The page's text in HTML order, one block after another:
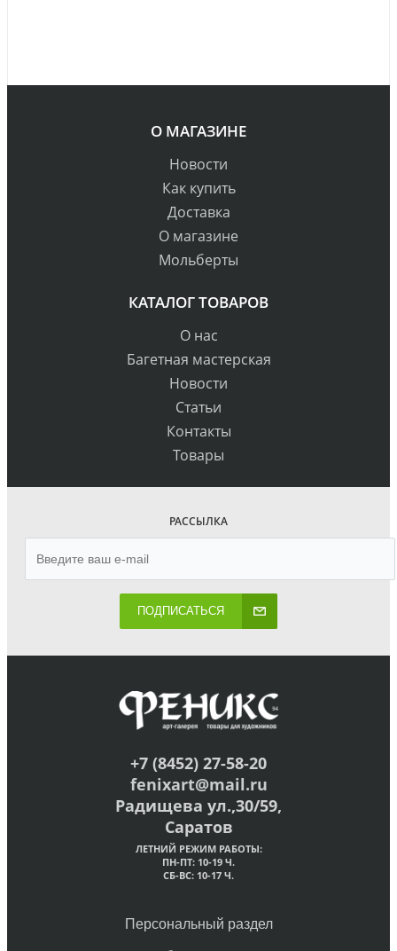
О МАГАЗИНЕ
Новости
Как купить
Доставка
О магазине
Мольберты
КАТАЛОГ ТОВАРОВ
О нас
Багетная мастерская
Новости
Статьи
Контакты
Товары
РАССЫЛКА
ПОДПИСАТЬСЯ
+7 (8452) 27-58-20
fenixart@mail.ru
Радищева ул.,30/59,
Саратов
ЛЕТНИЙ РЕЖИМ РАБОТЫ:
ПН-ПТ: 10-19 Ч.
СБ-ВС: 10-17 Ч.
Персональный раздел